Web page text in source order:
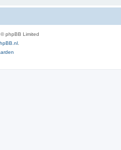
phpBB Limited